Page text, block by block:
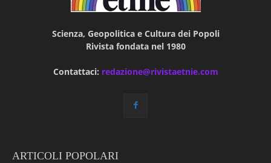
Scienza, Geopolitica e Cultura dei Popoli
Rivista fondata nel 1980
Contattaci: redazione@rivistaetnie.com
ARTICOLI POPOLARI